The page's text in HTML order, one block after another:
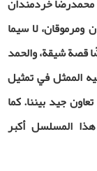
لا سيما
قصة شيقة، والحمد
الممثل في تمثيل
جيد بيننا. كما
المسلسل أكبر